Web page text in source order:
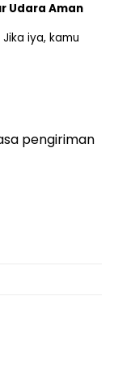
Udara Aman
iya, kamu
pengiriman